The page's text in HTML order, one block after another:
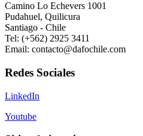
Camino Lo Echevers 1001
Pudahuel, Quilicura
Santiago - Chile
Tel: (+562) 2925 3411
Email: contacto@dafochile.com
Redes Sociales
LinkedIn
Youtube